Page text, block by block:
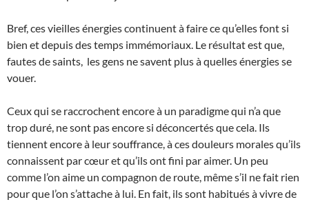
Bref, ces vieilles énergies continuent à faire ce qu’elles font si
bien et depuis des temps immémoriaux. Le résultat est que,
fautes de saints, les gens ne savent plus à quelles énergies se
vouer.
Ceux qui se raccrochent encore à un paradigme qui n’a que
trop duré, ne sont pas encore si déconcertés que cela. Ils
tiennent encore à leur souffrance, à ces douleurs morales qu’ils
connaissent par cœur et qu’ils ont fini par aimer. Un peu
comme l’on aime un compagnon de route, même s’il ne fait rien
pour que l’on s’attache à lui. En fait, ils sont habitués à vivre de